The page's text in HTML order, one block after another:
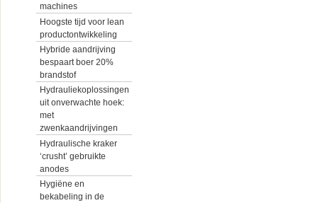
machines
Hoogste tijd voor lean
productontwikkeling
Hybride aandrijving
bespaart boer 20%
brandstof
Hydrauliekoplossingen
uit onverwachte hoek:
met
zwenkaandrijvingen
Hydraulische kraker
‘crusht’ gebruikte
anodes
Hygiëne en
bekabeling in de